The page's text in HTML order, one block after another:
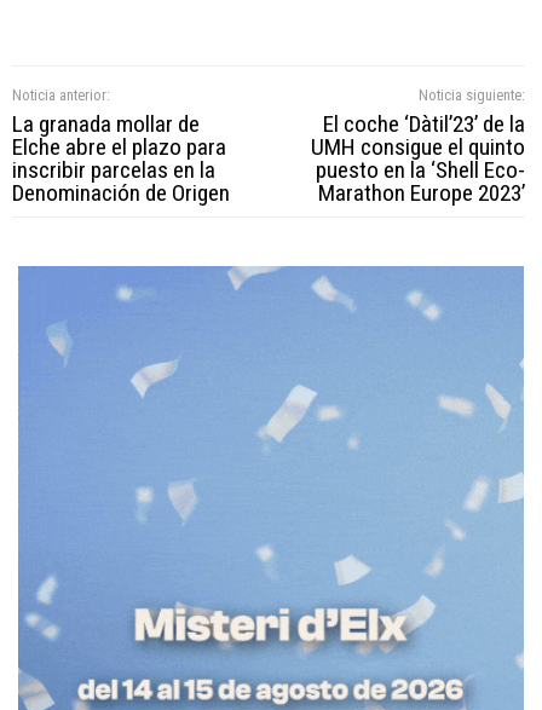
Noticia anterior:
La granada mollar de
Elche abre el plazo para
inscribir parcelas en la
Denominación de Origen
Noticia siguiente:
El coche ‘Dàtil’23’ de la
UMH consigue el quinto
puesto en la ‘Shell Eco-
Marathon Europe 2023’